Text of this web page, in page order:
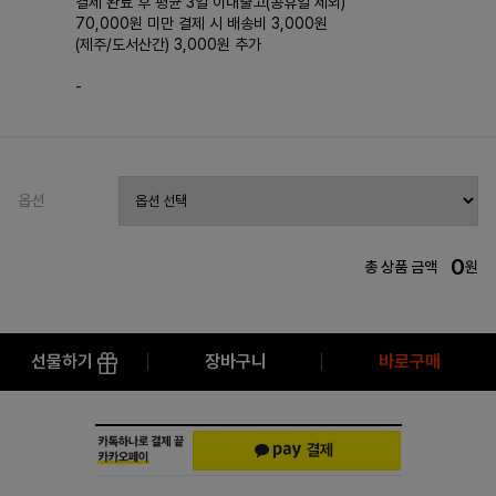
70,000원 미만 결제 시 배송비 3,000원
(제주/도서산간) 3,000원 추가
-
옵션
총 상품 금액 0원
선물하기 장바구니 바로구매